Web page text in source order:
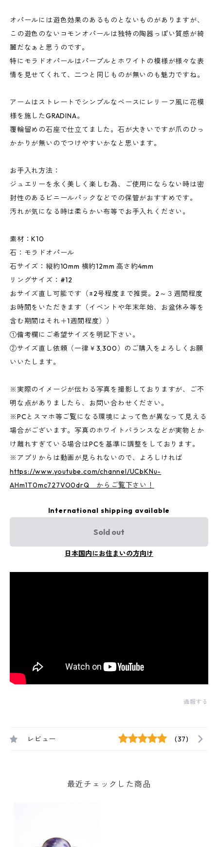
オパールには遊色効果のあるものとないものがありますが、
この遊色のないコモンオパールは独特の陶器っぽい質感が綺
麗だなぁと思うのです。
特にモラドオパールはパープルとホワイトの模様が様々な表
情を見せてくれて、二つと同じものが無いのも魅力ですね。
アームはストレートでシンプルなベースにレリーフ風に花模
様を施したGRADINA。
覆輪留めの石座で仕立てました。石が大きいですが爪のひっ
かかりが無いのでつけやすいかなと思います。
お手入れ方法：
ジュエリーを永く美しく楽しむ為、ご使用にならない時は密
封性のあるビニールパックなどでの保管がおすすめです。
汚れが気になる時は柔らかい布等でお手入れください。
素材：K10
石：モラドオパール
石サイズ：縦約10mm 横約12mm 高さ約4mm
リングサイズ：#12
おサイズ直し可能です（±2号程度まで推奨。2～３週間程度
お時間をいただきます（イベントや年末年始、お盆休み等を
含む期間はそれ＋1週間程度））
①備考欄にご希望サイズを明記下さい。
②サイズ直し依頼（一律￥3,300）のご購入をよろしくお願
いいたします。
※実際のイメージが伝わる写真を撮影しておりますが、ご不
明な点がありましたら、お問い合わせください。
※PCとスマホ等ご覧になる環境によって色が異なって見える
場合がございます。写真のホワイトバランスなどが実物とか
け離れすぎている場合はPCを基準に調整をしております。
※アプリからは動画が見られないので、よろしければ
https://www.youtube.com/channel/UCbKNu-
AHm1T0mc727VO0drQ からご覧下さい！
International shipping available
Sold out
日本国内にお住まいの方向け
通報する
レビュー (37)
最近チェックした商品